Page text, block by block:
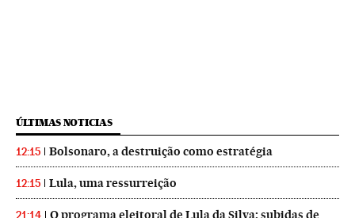
ÚLTIMAS NOTICIAS
12:15 Bolsonaro, a destruição como estratégia
12:15 Lula, uma ressurreição
21:14
O programa eleitoral de Lula da Silva: subidas de